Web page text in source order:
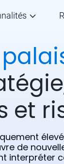
et
de
interpréter